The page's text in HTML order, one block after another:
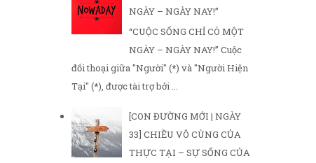
NGÀY – NGÀY NAY!”
“CUỘC SỐNG CHỈ CÓ MỘT
NGÀY – NGÀY NAY!” Cuộc
đối thoại giữa "Người" (*) và "Người Hiện
Tại" (*), được tài trợ bởi ...
[CON ĐƯỜNG MỚI | NGÀY
33] CHIỀU VÔ CÙNG CỦA
THỰC TẠI – SỰ SỐNG CỦA